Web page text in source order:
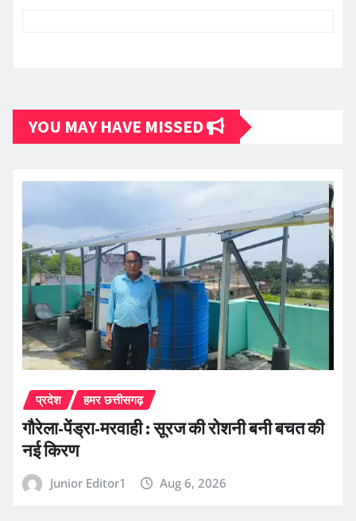
YOU MAY HAVE MISSED
प्रदेश हमर छत्तीसगढ़
गौरेला-पेंड्रा-मरवाही : सूरज की रोशनी बनी बचत की
नई किरण
Junior Editor1 Aug 6, 2026